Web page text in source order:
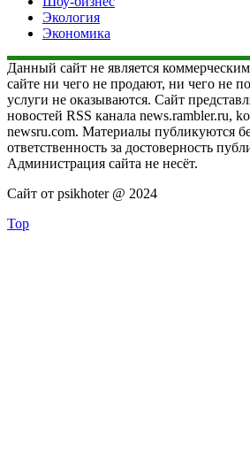
Экология
Экономика
Данный сайт не является
сайте ни чего не продают, ни чего не
услуги не оказываются. Сайт
новостей RSS канала news.rambler.ru,
newsru.com. Материалы публикуются
ответственность за достоверность
Администрация сайта не несёт.
Сайт от psikhoter @ 2024
Top